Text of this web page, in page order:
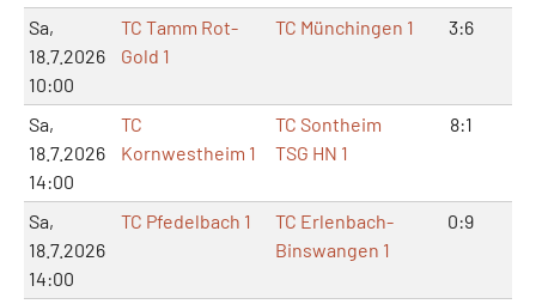
Sa,
18.7.2026
10:00
TC Tamm Rot-
Gold 1
TC Münchingen 1 3:6
Sa,
18.7.2026
14:00
TC
Kornwestheim 1
TC Sontheim
TSG HN 1
8:1
Sa,
18.7.2026
14:00
TC Pfedelbach 1
TC Erlenbach-
Binswangen 1
0:9